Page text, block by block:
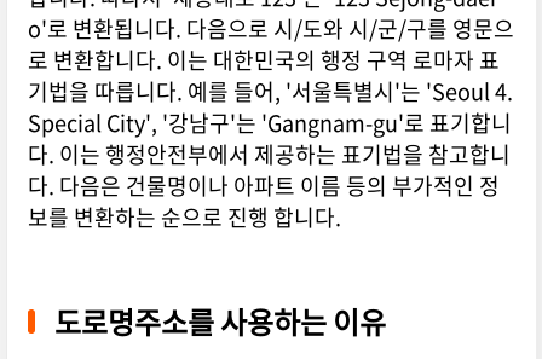
o'로 변환됩니다. 다음으로 시/도와 시/군/구를 영문으
로 변환합니다. 이는 대한민국의 행정 구역 로마자 표
기법을 따릅니다. 예를 들어, '서울특별시'는 'Seoul 4.
Special City', '강남구'는 'Gangnam-gu'로 표기합니
다. 이는 행정안전부에서 제공하는 표기법을 참고합니
다. 다음은 건물명이나 아파트 이름 등의 부가적인 정
보를 변환하는 순으로 진행 합니다.
도로명주소를 사용하는 이유